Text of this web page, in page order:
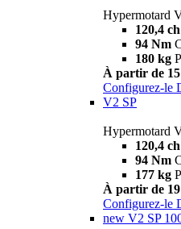
Hypermotard
120,4 ch
94 Nm
180 kg
À partir de 15
Configurez-le
V2 SP
Hypermotard
120,4 ch
94 Nm
177 kg
À partir de 19
Configurez-le
new V2 SP